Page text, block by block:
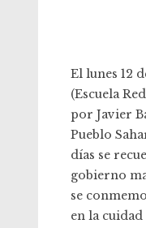
El lunes 12
(Escuela
por Javier
Pueblo
días se
gobierno
se
en la